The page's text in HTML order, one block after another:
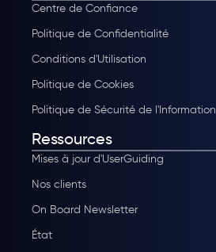
Centre de Confiance
Politique de Confidentialité
Conditions d'Utilisation
Politique de Cookies
Politique de Sécurité de l'Information
Ressources
Mises à jour d'UserGuiding
Nos clients
On Board Newsletter
État